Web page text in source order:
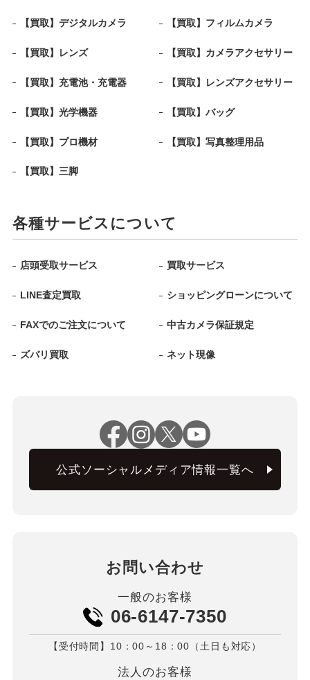
【買取】デジタルカメラ 【買取】フィルムカメラ
【買取】レンズ 【買取】カメラアクセサリー
【買取】充電池・充電器 【買取】レンズアクセサリー
【買取】光学機器 【買取】バッグ
【買取】プロ機材 【買取】写真整理用品
【買取】三脚
各種サービスについて
店頭受取サービス 買取サービス
LINE査定買取 ショッピングローンについて
FAXでのご注文について 中古カメラ保証規定
ズバリ買取 ネット現像
公式ソーシャルメディア情報一覧へ
お問い合わせ
一般のお客様
06-6147-7350
【受付時間】10：00～18：00（土日も対応）
法人のお客様